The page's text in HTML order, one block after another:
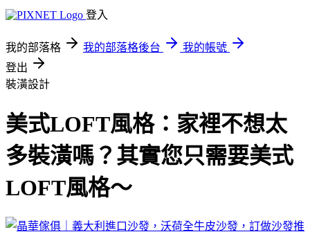
登入
我的部落格 我的部落格後台
我的帳號
登出
裝潢設計
美式LOFT風格：家裡不想太
多裝潢嗎？其實您只需要美式
LOFT風格～